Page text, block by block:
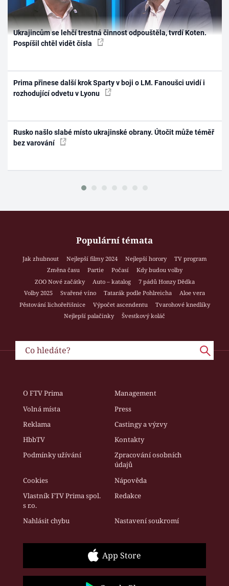
Ukrajincům se lehčí trestná činnost odpouštěla, tvrdí Koten.
Pospíšil chtěl vidět čísla
Prima přinese další krok Sparty v boji o LM. Fanoušci uvidí i
rozhodující odvetu v Lyonu
Rusko našlo slabé místo ukrajinské obrany. Útočit může téměř
bez varování
Populární témata
Jak zhubnout Nejlepší filmy 2024 Nejlepší horory
TV program
Změna času
Partie Počasí
Kdy budou volby
ZOO Nové začátky
Auto – katalog
7 pádů Honzy Dědka
Volby 2025
Svařené víno Tatarák podle Pohlreicha
Aloe vera
Pěstování lichořeřišnice
Výpočet ascendentu
Tvarohové knedlíky
Nejlepší palačinky
Švestkový koláč
O FTV Prima
Management
Volná místa
Press
Reklama
Castingy a výzvy
HbbTV
Kontakty
Podmínky užívání
Zpracování osobních
údajů
Cookies
Nápověda
Vlastník FTV Prima spol.
s r.o.
Redakce
Nahlásit chybu Nastavení soukromí
App Store